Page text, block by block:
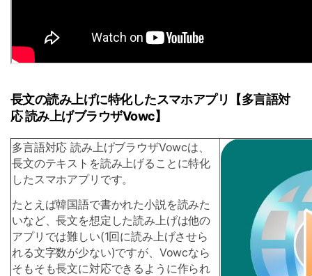
長文の読み上げに特化したスマホアプリ【多言語対
応 読み上げブラウザVowc】
多言語対応 読み上げブラウザVowcは、
長文のテキストを読み上げることに特化
したスマホアプリです。
たとえば韓国語で書かれた小説を読みた
いなど、長文を想定した読み上げは他の
アプリでは難しい(1回に読み上げさせら
れる文字数が少ない)ですが、Vowcなら
そもそも長文に対応できるように作られ